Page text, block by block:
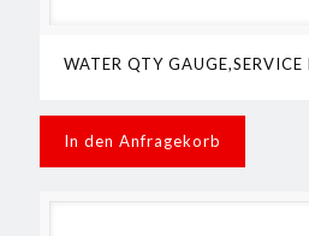
WATER QTY GAUGE,SERVICE
In den Anfragekorb